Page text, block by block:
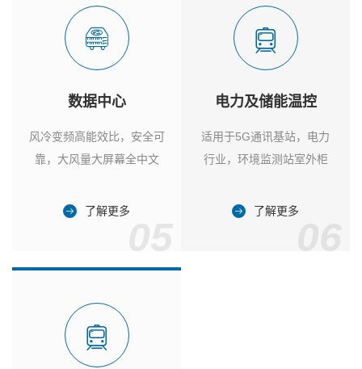
数据中心
风冷变频高能效比，安全可
靠，大风量大屏幕全中文
了解更多
电力及储能温控
适用于5G通讯基站，电力
行业，环境监测站室外柜
了解更多